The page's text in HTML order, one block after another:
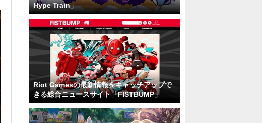
Hype Train」
Riot Gamesの最新情報をキャッチアップで
きる総合ニュースサイト「FISTBUMP」